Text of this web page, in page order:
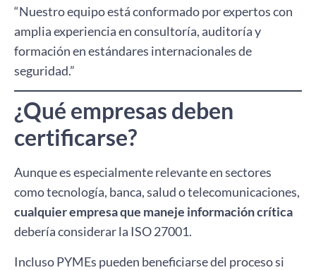
“Nuestro equipo está conformado por expertos con
amplia experiencia en consultoría, auditoría y
formación en estándares internacionales de
seguridad.”
¿Qué empresas deben
certificarse?
Aunque es especialmente relevante en sectores
como tecnología, banca, salud o telecomunicaciones,
cualquier empresa que maneje información crítica
debería considerar la ISO 27001.
Incluso PYMEs pueden beneficiarse del proceso si